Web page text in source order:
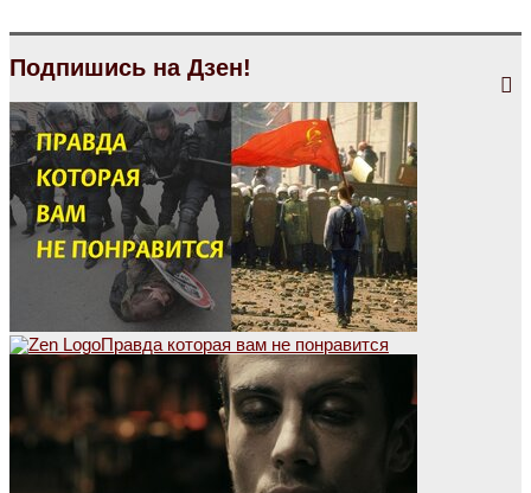
Подпишись на Дзен!
Правда которая вам не понравится